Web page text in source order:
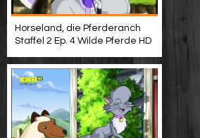
Horseland, die Pferderanch
Staffel 2 Ep. 4 Wilde Pferde HD